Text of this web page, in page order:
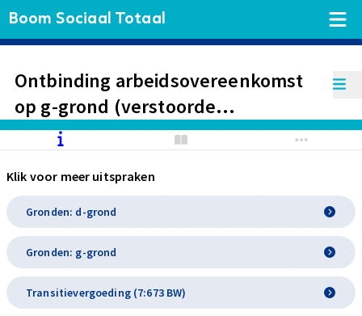
Boom Sociaal Totaal
Ontbinding arbeidsovereenkomst
op g-grond (verstoorde
verhouding) na hersteldmelding
werknemer na twee jaar ziekte met
re-integratieperikelen.
Klik voor meer uitspraken
Gronden: d-grond
Gronden: g-grond
Transitievergoeding (7:673 BW)